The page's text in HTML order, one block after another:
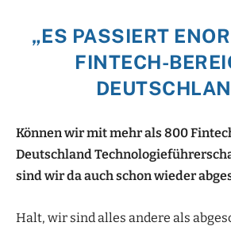
„ES PASSIERT
FINTECH-
Können wir mit mehr als 800
Deutschland
sind wir da auch schon wieder
Halt, wir sind alles andere als